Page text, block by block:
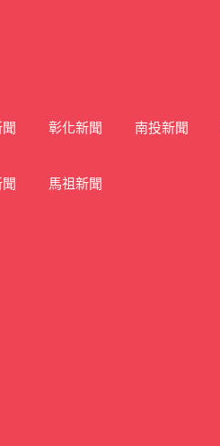
彰化新聞 南投新聞
馬祖新聞